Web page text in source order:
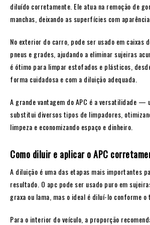
diluído corretamente. Ele atua na remoção de
manchas, deixando as superfícies com aparência
No exterior do carro, pode ser usado em caixas
pneus e grades, ajudando a eliminar sujeiras
é ótimo para limpar estofados e plásticos,
forma cuidadosa e com a diluição adequada.
A grande vantagem do APC é a versatilidade —
substitui diversos tipos de limpadores,
limpeza e economizando espaço e dinheiro.
Como diluir e aplicar o APC
A diluição é uma das etapas mais importantes
resultado. O apc pode ser usado puro em
graxa ou lama, mas o ideal é diluí-lo conforme o
Para o interior do veículo, a proporção